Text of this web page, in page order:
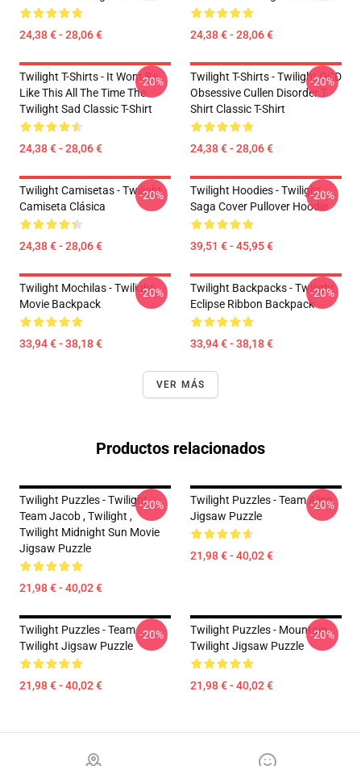
24,38 € - 28,06 € 24,38 € - 28,06 €
Twilight T-Shirts - It Wont Be
Like This All The Time The
Twilight Sad Classic T-Shirt
24,38 € - 28,06 €
-20%
Twilight T-Shirts - Twilight OCD
Obsessive Cullen Disorder T-
Shirt Classic T-Shirt
24,38 € - 28,06 €
-20%
Twilight Camisetas - Twilight
Camiseta Clásica
24,38 € - 28,06 €
-20%
Twilight Hoodies - Twilight
Saga Cover Pullover Hoodie
39,51 € - 45,95 €
-20%
Twilight Mochilas - Twilight
Movie Backpack
33,94 € - 38,18 €
-20%
Twilight Backpacks - Twilight
Eclipse Ribbon Backpack
33,94 € - 38,18 €
-20%
VER MÁS
Productos relacionados
Twilight Puzzles - Twilight
Team Jacob , Twilight ,
Twilight Midnight Sun Movie
Jigsaw Puzzle
21,98 € - 40,02 €
-20%
Twilight Puzzles - Team Alice
Jigsaw Puzzle
21,98 € - 40,02 €
-20%
Twilight Puzzles - Team
Twilight Jigsaw Puzzle
21,98 € - 40,02 €
-20%
Twilight Puzzles - Mountain
Twilight Jigsaw Puzzle
21,98 € - 40,02 €
-20%